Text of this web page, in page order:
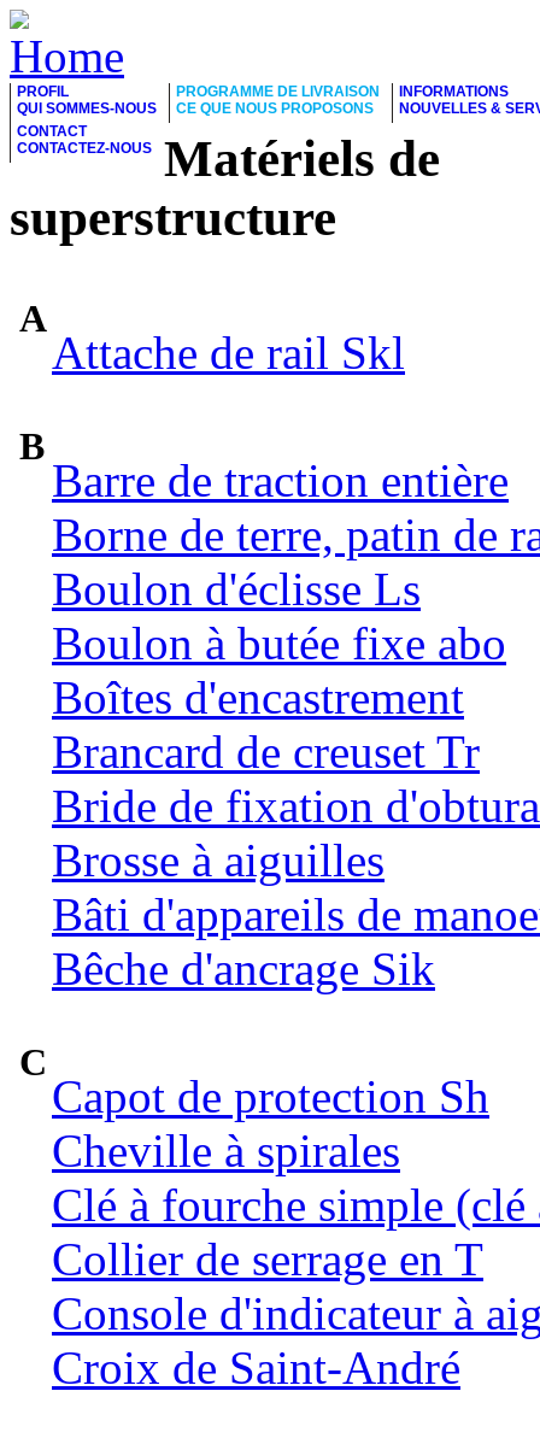
PROFIL
QUI SOMMES-NOUS
PROGRAMME DE LIVRAISON
CE QUE NOUS PROPOSONS
INFORMATIONS
NOUVELLES &
CONTACT
CONTACTEZ-NOUS
Matériels de
superstructure
A
Attache de rail Skl
B
Barre de traction entière
Borne de terre, patin de
Boulon d'éclisse Ls
Boulon à butée fixe abo
Boîtes d'encastrement
Brancard de creuset Tr
Bride de fixation
Brosse à aiguilles
Bâti d'appareils de
Bêche d'ancrage Sik
C
Capot de protection Sh
Cheville à spirales
Clé à fourche simple
Collier de serrage en T
Console d'indicateur à
Croix de Saint-André